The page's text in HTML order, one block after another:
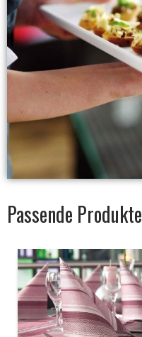
Passende Produkte